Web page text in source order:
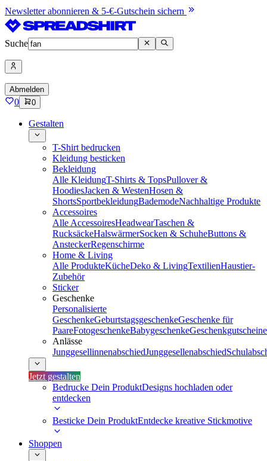
Newsletter abonnieren & 5-€-Gutschein sichern
Suche
Abmelden
0 0
Gestalten
T-Shirt bedrucken
Kleidung besticken
Bekleidung
Alle KleidungT-Shirts & TopsPullover &
HoodiesJacken & WestenHosen &
ShortsSportbekleidungBademodeNachhaltige Produkte
Accessoires
Alle AccessoiresHeadwearTaschen &
RucksäckeHalswärmerSocken & SchuheButtons &
AnsteckerRegenschirme
Home & Living
Alle ProdukteKücheDeko & LivingTextilienHaustier-
Zubehör
Sticker
Geschenke
Personalisierte
GeschenkeGeburtstagsgeschenkeGeschenke für
PaareFotogeschenkeBabygeschenkeGeschenkgutscheine
Anlässe
JunggesellinnenabschiedJunggesellenabschied
Jetzt gestalten
Bedrucke Dein ProduktDesigns hochladen oder
entdecken
Besticke Dein ProduktEntdecke kreative Stickmotive
Shoppen